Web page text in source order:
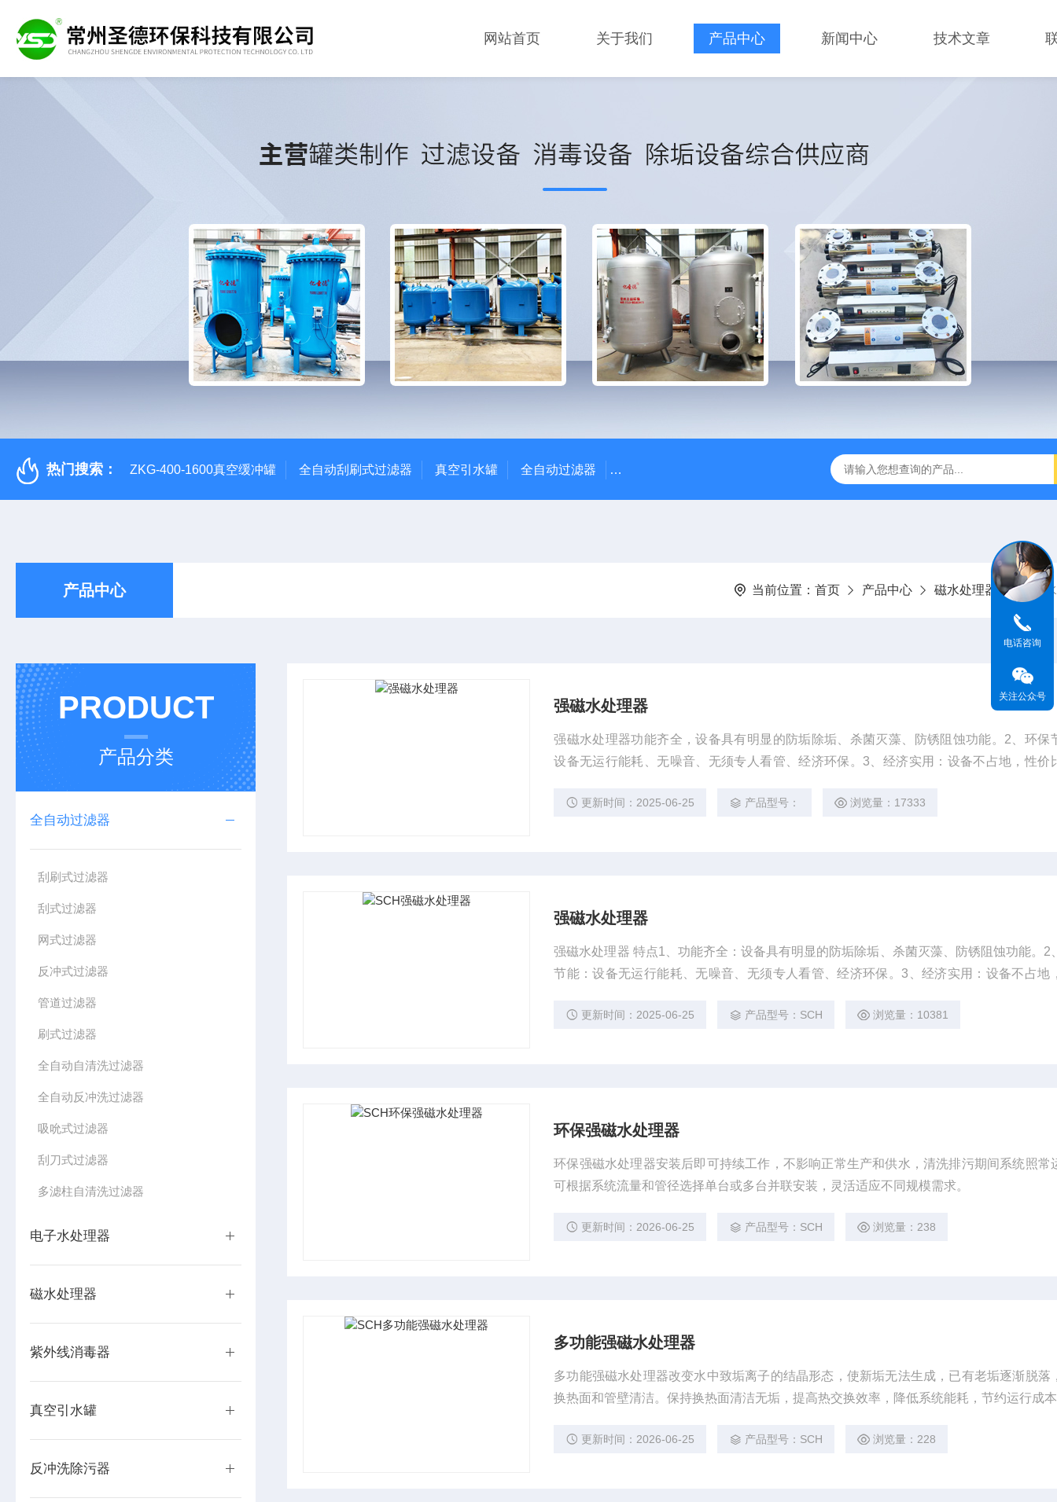
网站首页 关于我们 产品中心 新闻中心 技术文章
热门搜索： ZKG-400-1600真空缓冲罐 全自动刮刷式过滤器 真空引水罐 全自动过滤器 全自动自清洗过滤器 全自动管道过滤器 电子水处理器
产品中心 当前位置： 首页 产品中心 磁水处理器 强磁
PRODUCT
产品分类
全自动过滤器
刮刷式过滤器
刮式过滤器
网式过滤器
反冲式过滤器
管道过滤器
刷式过滤器
全自动自清洗过滤器
全自动反冲洗过滤器
吸吮式过滤器
刮刀式过滤器
多滤柱自清洗过滤器
电子水处理器
磁水处理器
紫外线消毒器
真空引水罐
反冲洗除污器
强磁水处理器
强磁水处理器功能齐全，设备具有明显的防垢除垢、杀菌灭藻、防锈阻蚀功能。2、环保
设备无运行能耗、无噪音、无须专人看管、经济环保。3、经济实用：设备不占地，性价
更新时间：2025-06-25 产品型号： 浏览量：17333
强磁水处理器
强磁水处理器 特点1、功能齐全：设备具有明显的防垢除垢、杀菌灭藻、防锈阻蚀功能。2
节能：设备无运行能耗、无噪音、无须专人看管、经济环保。3、经济实用：设备不占地
有*水平的品质。
更新时间：2025-06-25 产品型号：SCH 浏览量：10381
环保强磁水处理器
环保强磁水处理器安装后即可持续工作，不影响正常生产和供水，清洗排污期间系统照常
可根据系统流量和管径选择单台或多台并联安装，灵活适应不同规模需求。
更新时间：2026-06-25 产品型号：SCH 浏览量：238
多功能强磁水处理器
多功能强磁水处理器改变水中致垢离子的结晶形态，使新垢无法生成，已有老垢逐渐脱落
换热面和管壁清洁。保持换热面清洁无垢，提高热交换效率，降低系统能耗，节约运行成
更新时间：2026-06-25 产品型号：SCH 浏览量：228
电话咨询
关注公众号